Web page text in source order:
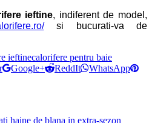
ieftine, indiferent de model,
si bucurati-va de
ieftinecalorifere pentru baie
Google+ ReddIt
WhatsApp
haine de blana in extra-sezon